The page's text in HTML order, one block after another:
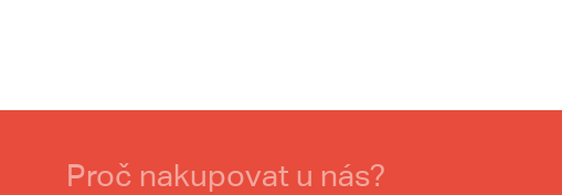
Proč nakupovat u nás?